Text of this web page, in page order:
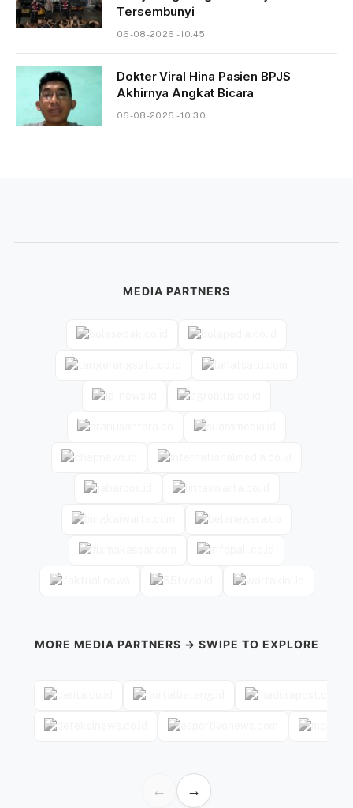
Tersembunyi
06-08-2026 - 10.45
Dokter Viral Hina Pasien BPJS
Akhirnya Angkat Bicara
06-08-2026 - 10.30
MEDIA PARTNERS
MORE MEDIA PARTNERS → SWIPE TO EXPLORE
← →